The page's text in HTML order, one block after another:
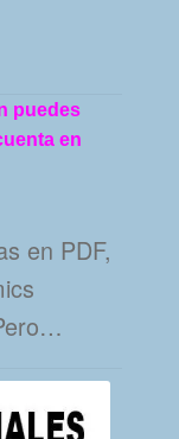
puedes
en
en PDF,